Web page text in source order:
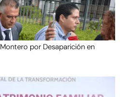
por Desaparición en